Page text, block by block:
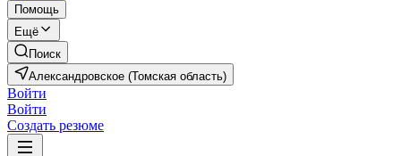
Помощь
Ещё
Поиск
Александровское (Томская область)
Войти
Войти
Создать резюме